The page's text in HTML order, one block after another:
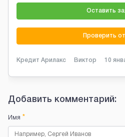
Оставить
Проверить
Кредит Арилакс Виктор 10
Добавить комментарий:
Имя *